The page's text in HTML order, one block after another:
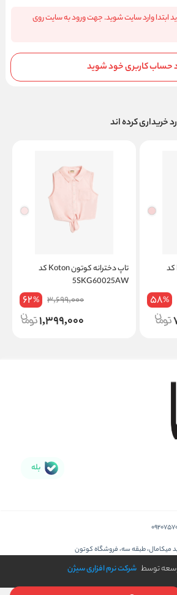
ابتدا وارد سایت شوید. جهت ورود به سایت روی
حساب کاربری خود شوید
خریداری کرده اند
لگ دخترانه کوتون Koton کد
58%
تاپ دخترانه کوتون Koton کد
5SKG60025AW
3,699,000
62%
1,399,000
بله
میکامال، طبقه سه، فروشگاه کوتون
توسط شرکت نرم افزاری سیژن